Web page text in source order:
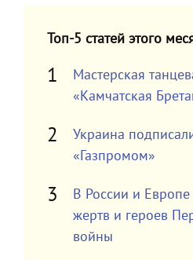
Топ-5 статей этого
Мастерская
«Камчатская
Украина
«Газпромом»
В России и Европе
жертв и героев
войны